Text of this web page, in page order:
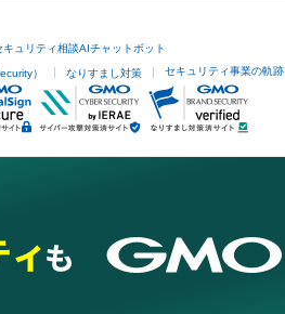
キュリティ相談AIチャットボット
） なりすまし対策 セキュリティ事業の軌跡